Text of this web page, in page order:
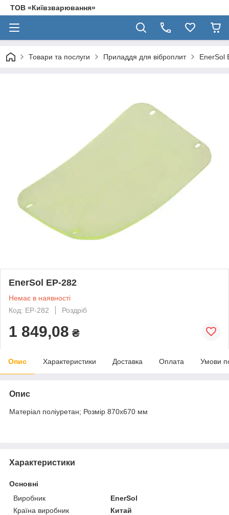
ТОВ «Київзварювання»
Товари та послуги Приладдя для віброплит EnerSol
EnerSol EP-282
Немає в наявності
Код: EP-282
Роздріб
1 849,08 ₴
Опис Характеристики Доставка Оплата Умови
Опис
Матеріал поліуретан; Розмір 870х670 мм
Характеристики
Основні
Виробник
EnerSol
Країна виробник
Китай